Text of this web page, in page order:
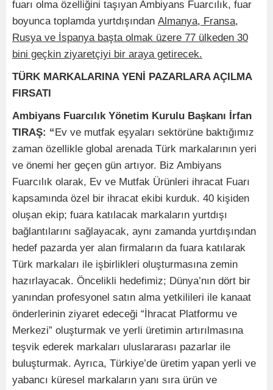
fuarı olma özelliğini taşıyan Ambiyans Fuarcılık, fuar
boyunca toplamda yurtdışından Almanya, Fransa,
Rusya ve İspanya başta olmak üzere 77 ülkeden 30
bini geçkin ziyaretçiyi bir araya getirecek.
TÜRK MARKALARINA YENİ PAZARLARA AÇILMA
FIRSATI
Ambiyans Fuarcılık Yönetim Kurulu Başkanı İrfan
TIRAŞ: “Ev ve mutfak eşyaları sektörüne baktığımız
zaman özellikle global arenada Türk markalarının yeri
ve önemi her geçen gün artıyor. Biz Ambiyans
Fuarcılık olarak, Ev ve Mutfak Ürünleri ihracat Fuarı
kapsamında özel bir ihracat ekibi kurduk. 40 kişiden
oluşan ekip; fuara katılacak markaların yurtdışı
bağlantılarını sağlayacak, aynı zamanda yurtdışından
hedef pazarda yer alan firmaların da fuara katılarak
Türk markaları ile işbirlikleri oluşturmasına zemin
hazırlayacak. Öncelikli hedefimiz; Dünya’nın dört bir
yanından profesyonel satın alma yetkilileri ile kanaat
önderlerinin ziyaret edeceği “İhracat Platformu ve
Merkezi” oluşturmak ve yerli üretimin artırılmasına
teşvik ederek markaları uluslararası pazarlar ile
buluşturmak. Ayrıca, Türkiye’de üretim yapan yerli ve
yabancı küresel markaların yanı sıra ürün ve